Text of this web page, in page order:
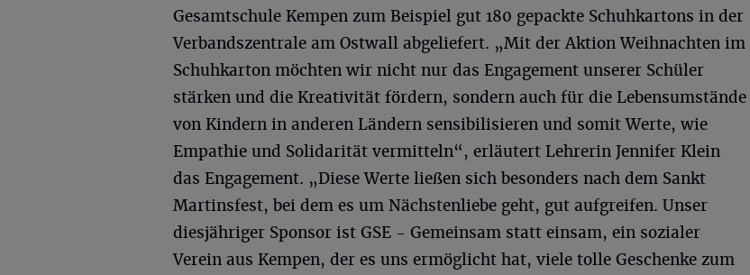
Gesamtschule Kempen zum Beispiel gut 180 gepackte Schuhkartons in der
Verbandszentrale am Ostwall abgeliefert. „Mit der Aktion Weihnachten im
Schuhkarton möchten wir nicht nur das Engagement unserer Schüler
stärken und die Kreativität fördern, sondern auch für die Lebensumstände
von Kindern in anderen Ländern sensibilisieren und somit Werte, wie
Empathie und Solidarität vermitteln“, erläutert Lehrerin Jennifer Klein
das Engagement. „Diese Werte ließen sich besonders nach dem Sankt
Martinsfest, bei dem es um Nächstenliebe geht, gut aufgreifen. Unser
diesjähriger Sponsor ist GSE - Gemeinsam statt einsam, ein sozialer
Verein aus Kempen, der es uns ermöglicht hat, viele tolle Geschenke zum